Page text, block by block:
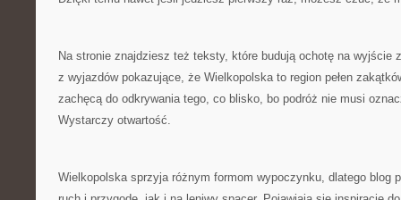
Na stronie znajdziesz też teksty, które budują ochotę na wyjście
z wyjazdów pokazujące, że Wielkopolska to region pełen
zachęcą do odkrywania tego, co blisko, bo podróż nie musi
Wystarczy otwartość.
Wielkopolska sprzyja różnym formom wypoczynku, dlatego blog